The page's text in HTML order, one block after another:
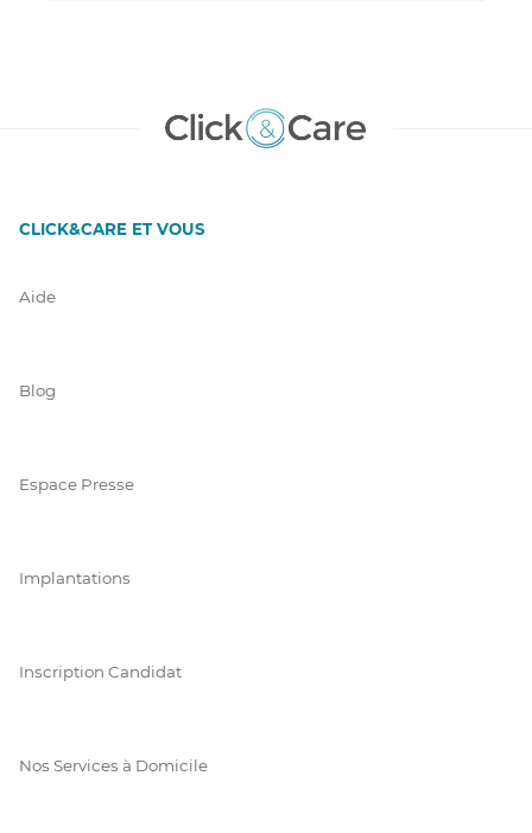
CLICK&CARE ET VOUS
Aide
Blog
Espace Presse
Implantations
Inscription Candidat
Nos Services à Domicile